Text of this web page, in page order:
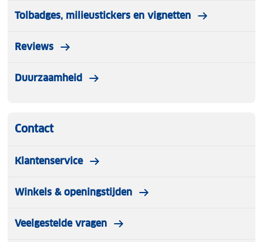
Tolbadges, milieustickers en vignetten
Reviews
Duurzaamheid
Contact
Klantenservice
Winkels & openingstijden
Veelgestelde vragen